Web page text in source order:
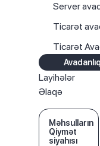
Server
Ticarət
Ticarət
Layihələr
Əlaqə
Məhsulların
Qiymət
siyahısı